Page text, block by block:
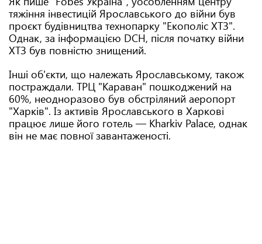
тяжіння інвестицій Ярославського до війни був
проєкт будівництва технопарку "Екополіс ХТЗ".
Однак, за інформацією DCH, після початку війни
ХТЗ був повністю знищений.
Інші об'єкти, що належать Ярославському, також
постраждали. ТРЦ "Караван" пошкоджений на
60%, неодноразово був обстріляний аеропорт
"Харків". Із активів Ярославського в Харкові
працює лише його готель — Kharkiv Palace, однак
він не має повної завантаженості.